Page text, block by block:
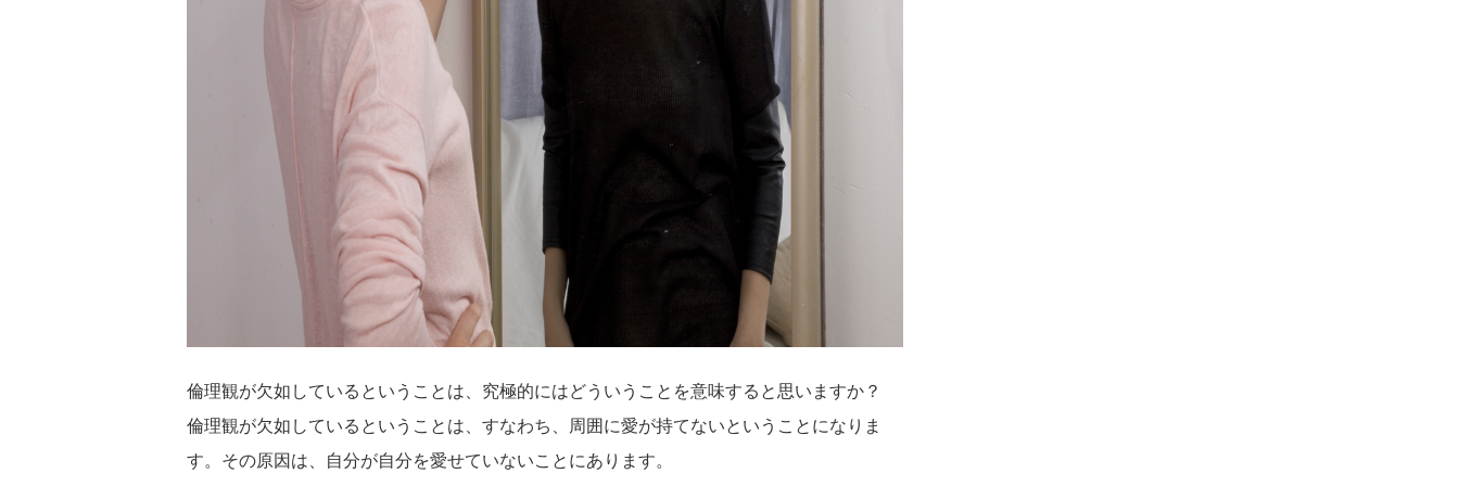
倫理観が欠如しているということは、究極的にはどういうことを意味すると思いますか？
倫理観が欠如しているということは、すなわち、周囲に愛が持てないということになりま
す。その原因は、自分が自分を愛せていないことにあります。